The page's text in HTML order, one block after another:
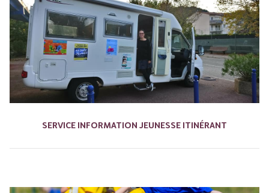
SERVICE INFORMATION JEUNESSE ITINÉRANT